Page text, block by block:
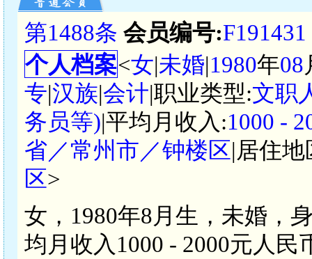
第1488条 会员编号:F191431
个人档案<女|未婚|1980年08
专|汉族|会计|职业类型:文职
务员等)|平均月收入:1000 -
省／常州市／钟楼区|居住地
区>
女，1980年8月生，未婚，
均月收入1000 - 2000元人